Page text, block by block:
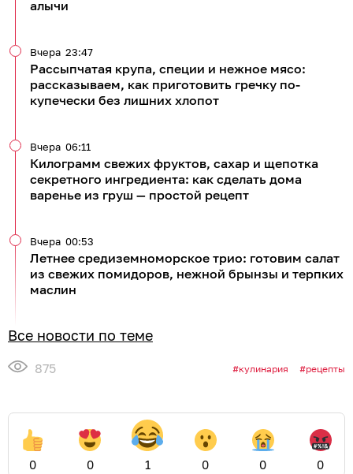
08.08.2026 09:00
В честь Дня строителя и своего 30-
летия Торговый дом «Строитель»
устраивает семейный фестиваль
«Город Мастеров» на ул. Гагарина,
239
У вас появится реальный шанс обновить интерьер
или запустить масштабную стройку.